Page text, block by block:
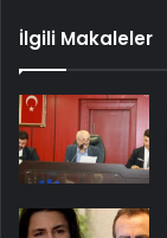
İlgili Makaleler